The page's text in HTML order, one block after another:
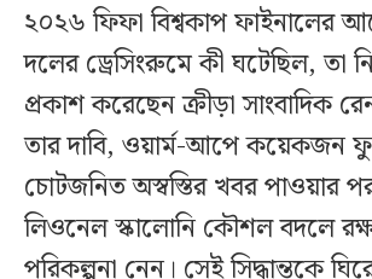
২০২৬ ফিফা বিশ্বকাপ ফাইনালের
দলের ড্রেসিংরুমে কী ঘটেছিল, তা
প্রকাশ করেছেন ক্রীড়া সাংবাদিক
তার দাবি, ওয়ার্ম-আপে কয়েকজন
চোটজনিত অস্বস্তির খবর পাওয়ার
লিওনেল স্কালোনি কৌশল বদলে
পরিকল্পনা নেন। সেই সিদ্ধান্তকে